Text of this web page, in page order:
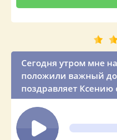
Сегодня утром мне
положили важный
поздравляет Ксению
юбилеем